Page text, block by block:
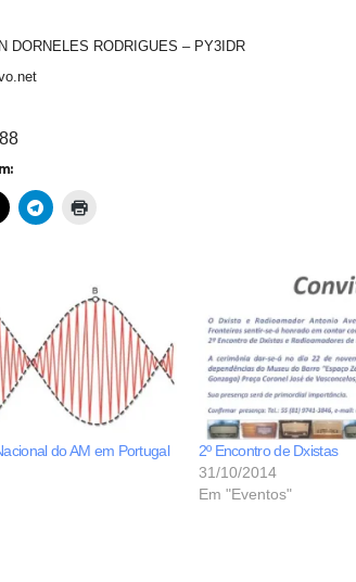
DORNELES RODRIGUES – PY3IDR
do AM em Portugal
2º Encontro de Dxistas
31/10/2014
Em "Eventos"